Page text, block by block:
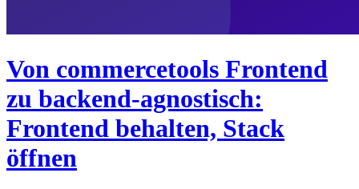
Von commercetools Frontend
zu backend-agnostisch:
Frontend behalten, Stack
öffnen